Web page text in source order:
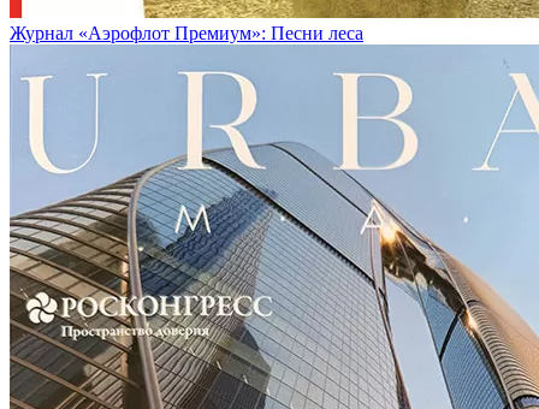
Журнал «Аэрофлот Премиум»: Песни леса